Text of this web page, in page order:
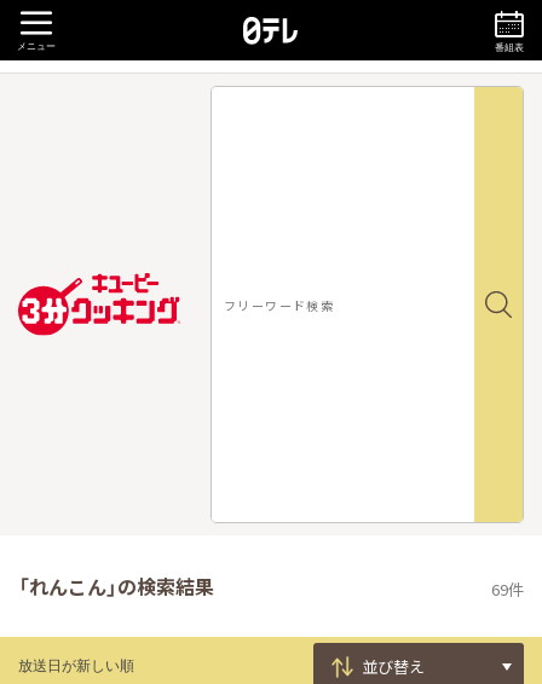
メニュー 番組表
「れんこん」の検索結果 69件
放送日が新しい順